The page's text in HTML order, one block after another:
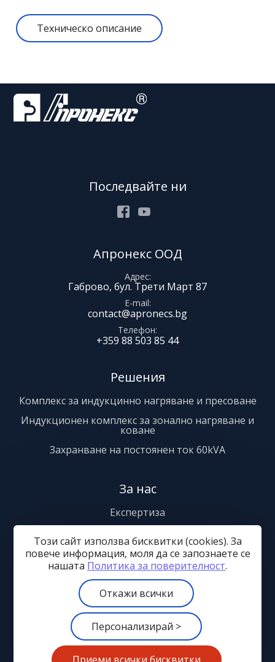
Техническо описание
Решения
Комплекс за индукцинно нагряване и пресоване
Индукционен комплекс за зонално нагряване и
коване
Захранване на постоянен ток 60kVA
За нас
Експертиза
Сертификати
Контакти
Апронекс ООД
Адрес
Габрово, бул. Трети Март 87
E-mail
contact@apronecs.bg
Телефон
+359 88 503 85 44
Последвайте ни
Facebook
© 2024—2026 Апронекс ООД
Общи условия
Политика за поверителност
Управление на бисквитките
Карта на сайта
Този сайт използва бисквитки (cookies). За
повече информация, моля да се запознаете се
нашaтa Политика за поверителност.
Откажи всички
Персонализирай >